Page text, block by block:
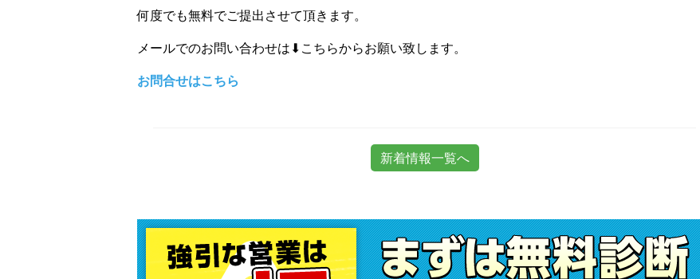
何度でも無料でご提出させて頂きます。
メールでのお問い合わせは⬇こちらからお願い致します。
お問合せはこちら
新着情報一覧へ